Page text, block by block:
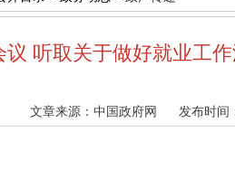
听取关于做好就业工
文章来源：中国政府网 发布时间